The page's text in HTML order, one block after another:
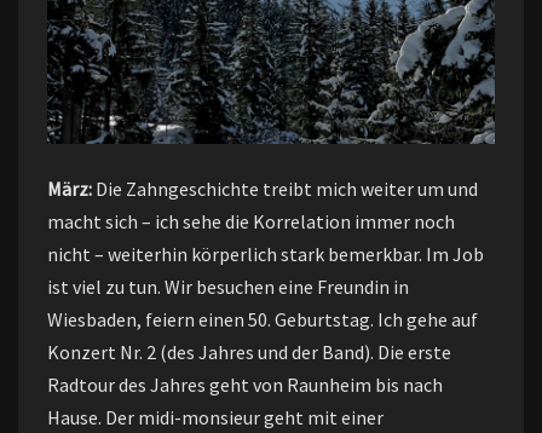
März: Die Zahngeschichte treibt mich weiter um und
macht sich – ich sehe die Korrelation immer noch
nicht – weiterhin körperlich stark bemerkbar. Im Job
ist viel zu tun. Wir besuchen eine Freundin in
Wiesbaden, feiern einen 50. Geburtstag. Ich gehe auf
Konzert Nr. 2 (des Jahres und der Band). Die erste
Radtour des Jahres geht von Raunheim bis nach
Hause. Der midi-monsieur geht mit einer